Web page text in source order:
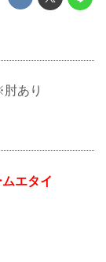
あり
エタイ